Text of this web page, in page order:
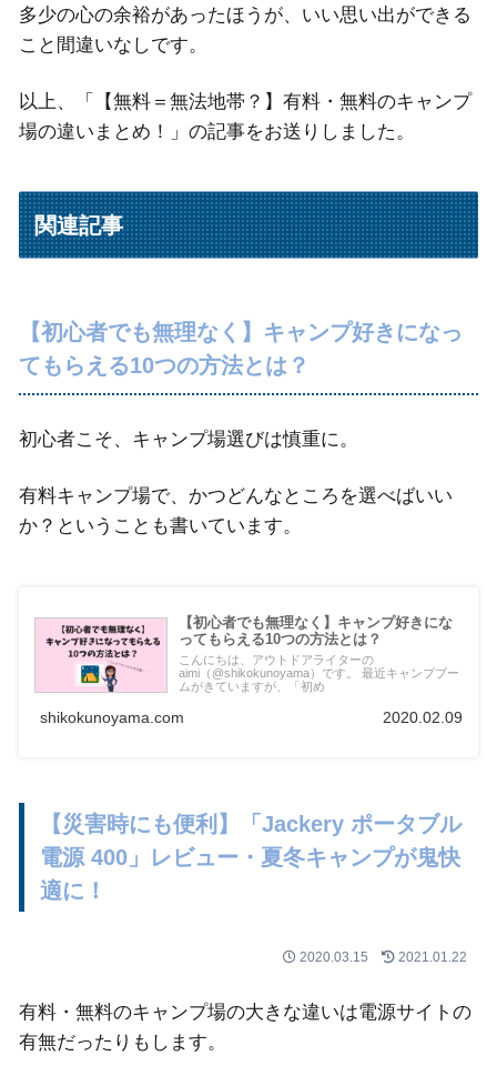
多少の心の余裕があったほうが、いい思い出ができる
こと間違いなしです。
以上、「【無料＝無法地帯？】有料・無料のキャンプ
場の違いまとめ！」の記事をお送りしました。
関連記事
【初心者でも無理なく】キャンプ好きになっ
てもらえる10つの方法とは？
初心者こそ、キャンプ場選びは慎重に。
有料キャンプ場で、かつどんなところを選べばいい
か？ということも書いています。
【初心者でも無理なく】キャンプ好きにな
ってもらえる10つの方法とは？
こんにちは、アウトドアライターの
aimi（@shikokunoyama）です。 最近キャンプブー
ムがきていますが、「初め
shikokunoyama.com 2020.02.09
【災害時にも便利】「Jackery ポータブル
電源 400」レビュー・夏冬キャンプが鬼快
適に！
2020.03.15 2021.01.22
有料・無料のキャンプ場の大きな違いは電源サイトの
有無だったりもします。